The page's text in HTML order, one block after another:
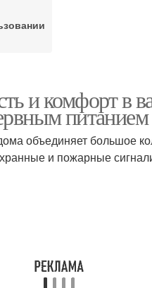
и комфорт в
питанием
объединяет большое
и пожарные